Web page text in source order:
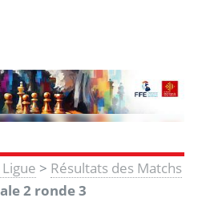
> Résultats des Matchs
2 ronde 3